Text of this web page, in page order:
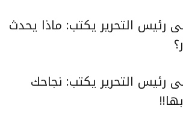
رئيس التحرير يكتب: ماذا يحدث
رئيس التحرير يكتب: نجاحك